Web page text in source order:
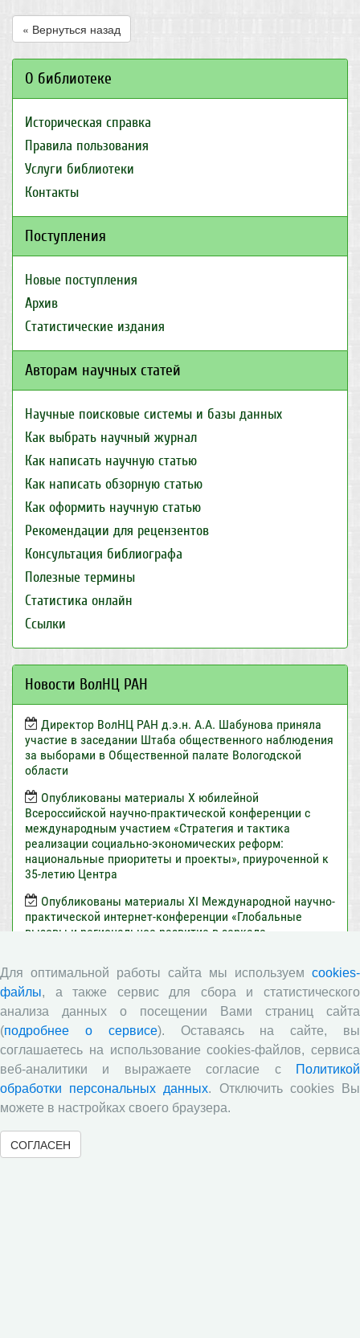
« Вернуться назад
О библиотеке
Историческая справка
Правила пользования
Услуги библиотеки
Контакты
Поступления
Новые поступления
Архив
Статистические издания
Авторам научных статей
Научные поисковые системы и базы данных
Как выбрать научный журнал
Как написать научную статью
Как написать обзорную статью
Как оформить научную статью
Рекомендации для рецензентов
Консультация библиографа
Полезные термины
Статистика онлайн
Ссылки
Новости ВолНЦ РАН
Директор ВолНЦ РАН д.э.н. А.А. Шабунова приняла
участие в заседании Штаба общественного наблюдения
за выборами в Общественной палате Вологодской
области
Опубликованы материалы X юбилейной
Всероссийской научно-практической конференции с
международным участием «Стратегия и тактика
реализации социально-экономических реформ:
национальные приоритеты и проекты», приуроченной к
35-летию Центра
Опубликованы материалы XI Международной научно-
практической интернет-конференции «Глобальные
вызовы и региональное развитие в зеркале
Вышел новый выпуск информационно-
аналитического бюллетеня «Эффективность
государственного управления в оценках населения»,
посвященный результатам социологического опроса
жителей Вологодской области в июне 2026 года
Развитие академической науки в регионе: круглый
стол с участием представителей Санкт‑Петербурга и
Вологодской области
Для оптимальной работы сайта мы используем cookies-
файлы, а также сервис для сбора и статистического
анализа данных о посещении Вами страниц сайта
(подробнее о сервисе). Оставаясь на сайте, вы
соглашаетесь на использование cookies-файлов, сервиса
веб-аналитики и выражаете согласие с
Политикой
обработки персональных данных. Отключить cookies Вы
можете в настройках своего браузера.
СОГЛАСЕН